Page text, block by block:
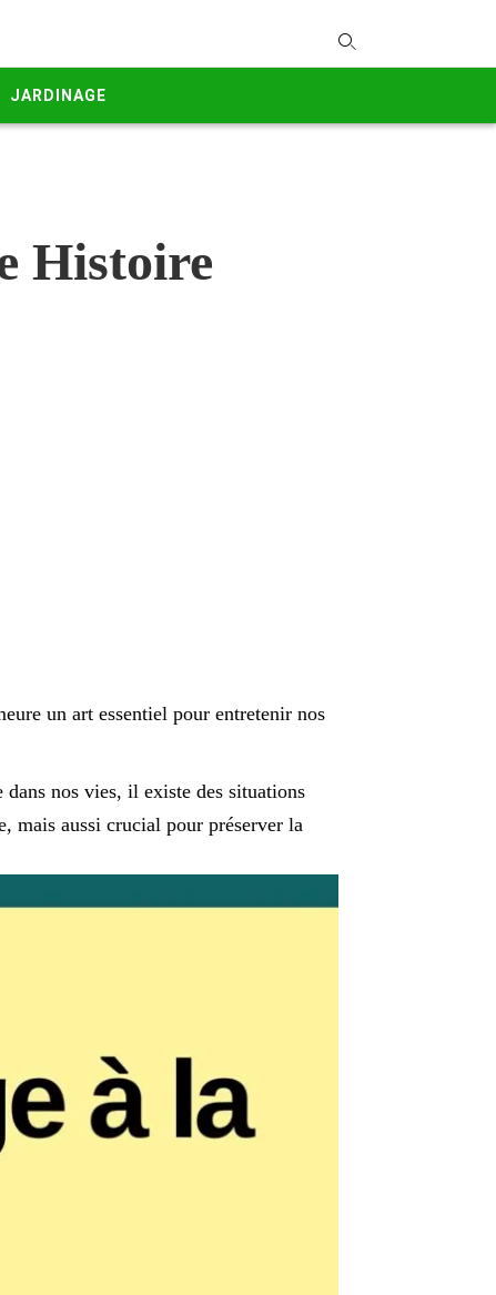
JARDINAGE
Histoire
un art essentiel pour entretenir nos
nos vies, il existe des situations
mais aussi crucial pour préserver la